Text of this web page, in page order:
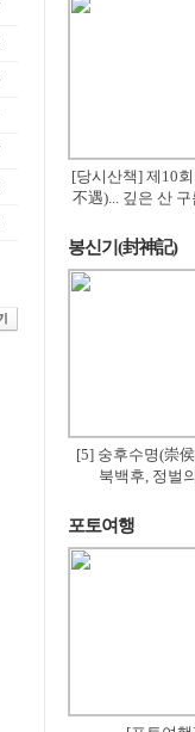
[당시산책] 제10
不遇)... 깊은 산
봉신기(封神記)
[5] 숭후수명(崇
북백후, 정벌
포토여행